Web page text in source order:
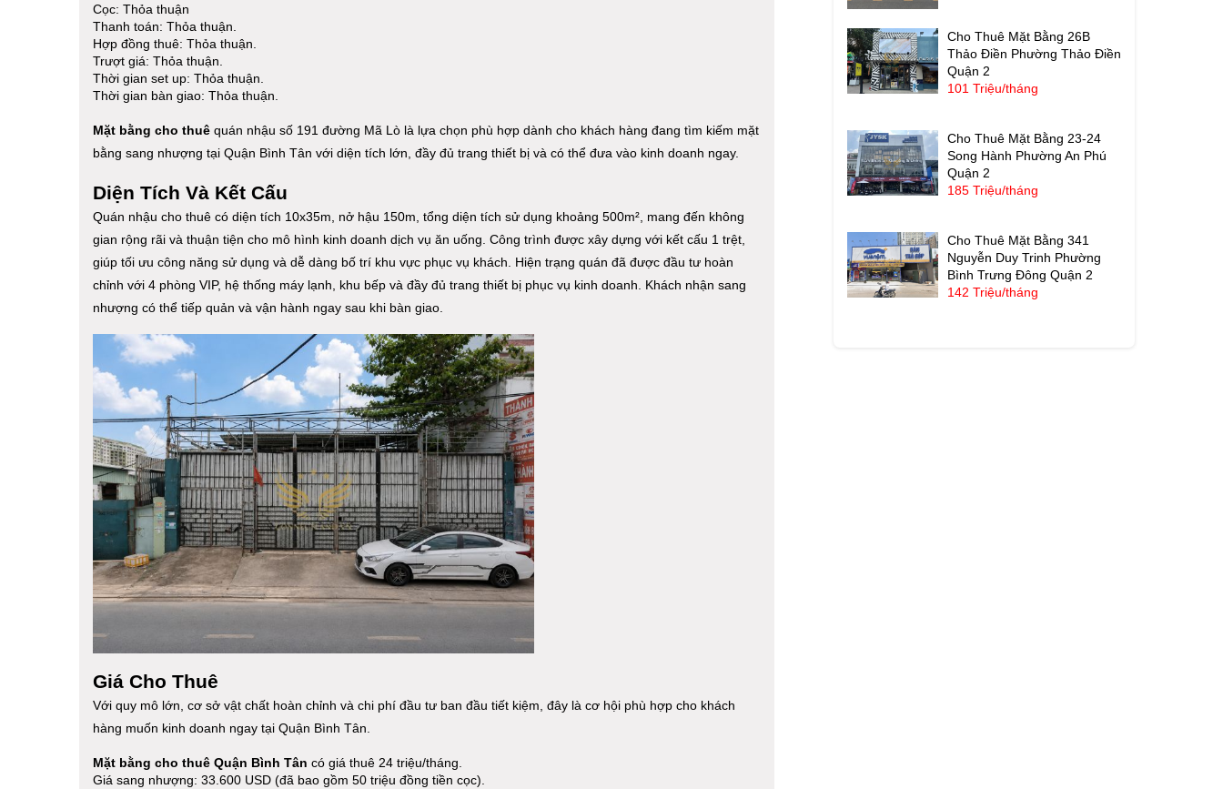
Cọc: Thỏa thuận
Thanh toán: Thỏa thuận.
Hợp đồng thuê: Thỏa thuận.
Trượt giá: Thỏa thuận.
Thời gian set up: Thỏa thuận.
Thời gian bàn giao: Thỏa thuận.
Mặt bằng cho thuê quán nhậu số 191 đường Mã Lò là lựa chọn phù hợp dành cho khách hàng đang tìm kiếm mặt
bằng sang nhượng tại Quận Bình Tân với diện tích lớn, đầy đủ trang thiết bị và có thể đưa vào kinh doanh ngay.
Diện Tích Và Kết Cấu
Quán nhậu cho thuê có diện tích 10x35m, nở hậu 150m, tổng diện tích sử dụng khoảng 500m², mang đến không
gian rộng rãi và thuận tiện cho mô hình kinh doanh dịch vụ ăn uống. Công trình được xây dựng với kết cấu 1 trệt,
giúp tối ưu công năng sử dụng và dễ dàng bố trí khu vực phục vụ khách. Hiện trạng quán đã được đầu tư hoàn
chỉnh với 4 phòng VIP, hệ thống máy lạnh, khu bếp và đầy đủ trang thiết bị phục vụ kinh doanh. Khách nhận sang
nhượng có thể tiếp quản và vận hành ngay sau khi bàn giao.
Giá Cho Thuê
Với quy mô lớn, cơ sở vật chất hoàn chỉnh và chi phí đầu tư ban đầu tiết kiệm, đây là cơ hội phù hợp cho khách
hàng muốn kinh doanh ngay tại Quận Bình Tân.
Mặt bằng cho thuê Quận Bình Tân có giá thuê 24 triệu/tháng.
Giá sang nhượng: 33.600 USD (đã bao gồm 50 triệu đồng tiền cọc).
Cho Thuê Mặt Bằng 26B
Thảo Điền Phường Thảo Điền
Quận 2
101 Triệu/tháng
Cho Thuê Mặt Bằng 23-24
Song Hành Phường An Phú
Quận 2
185 Triệu/tháng
Cho Thuê Mặt Bằng 341
Nguyễn Duy Trinh Phường
Bình Trưng Đông Quận 2
142 Triệu/tháng